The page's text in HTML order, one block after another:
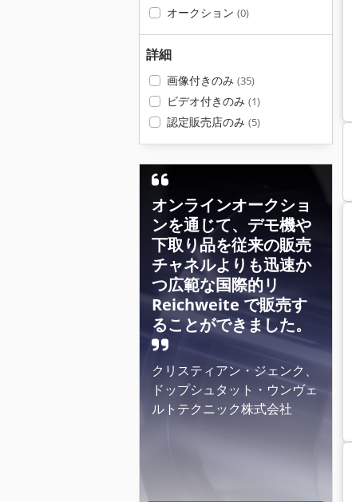
オークション (0)
詳細
画像付きのみ (35)
ビデオ付きのみ (1)
認定販売店のみ (5)
オンラインオークショ
ンを通じて、デモ機や
下取り品を従来の販売
チャネルよりも迅速か
つ広範な国際的リ
Reichweite で販売す
ることができました。
クリスティアン・ジェンク、
ドップシュタット・ウンヴェ
ルトテクニック株式会社
洗浄装置